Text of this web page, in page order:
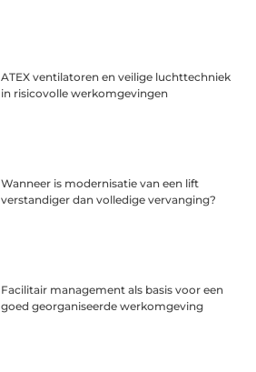
ATEX ventilatoren en veilige luchttechniek
in risicovolle werkomgevingen
Wanneer is modernisatie van een lift
verstandiger dan volledige vervanging?
Facilitair management als basis voor een
goed georganiseerde werkomgeving